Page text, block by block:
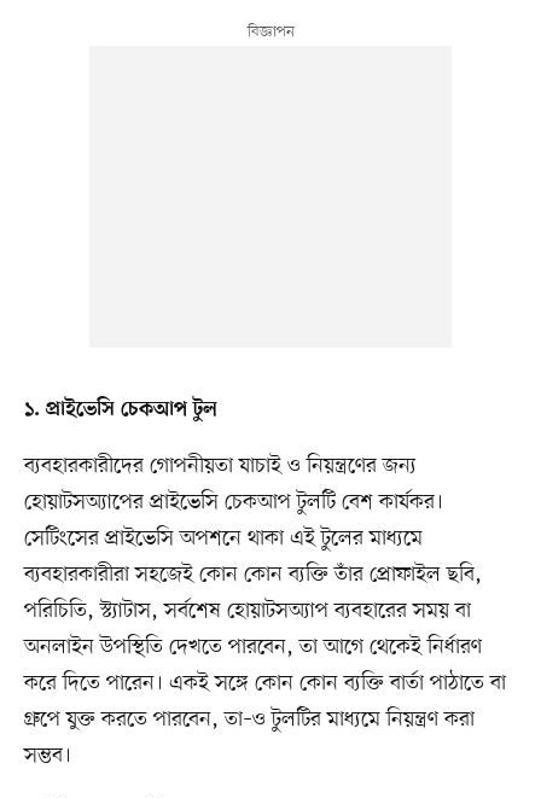
১. প্রাইভেসি চেকআপ টুল
ব্যবহারকারীদের গোপনীয়তা যাচাই ও নিয়ন্ত্রণের জন্য
হোয়াটসঅ্যাপের প্রাইভেসি চেকআপ টুলটি বেশ কার্যকর।
সেটিংসের প্রাইভেসি অপশনে থাকা এই টুলের মাধ্যমে
ব্যবহারকারীরা সহজেই কোন কোন ব্যক্তি তাঁর প্রোফাইল ছবি,
পরিচিতি, স্ট্যাটাস, সর্বশেষ হোয়াটসঅ্যাপ ব্যবহারের সময় বা
অনলাইন উপস্থিতি দেখতে পারবেন, তা আগে থেকেই নির্ধারণ
করে দিতে পারেন। একই সঙ্গে কোন কোন ব্যক্তি বার্তা পাঠাতে বা
গ্রুপে যুক্ত করতে পারবেন, তা–ও টুলটির মাধ্যমে নিয়ন্ত্রণ করা
সম্ভব।